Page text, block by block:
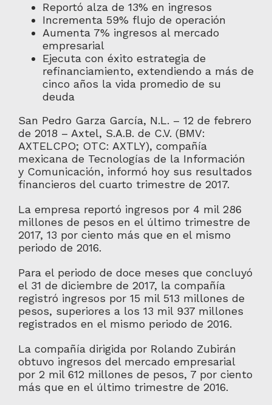
Reportó alza de 13% en ingresos
Incrementa 59% flujo de operación
Aumenta 7% ingresos al mercado
empresarial
Ejecuta con éxito estrategia de
refinanciamiento, extendiendo a más de
cinco años la vida promedio de su
deuda
San Pedro Garza García, N.L. – 12 de febrero
de 2018 – Axtel, S.A.B. de C.V. (BMV:
AXTELCPO; OTC: AXTLY), compañía
mexicana de Tecnologías de la Información
y Comunicación, informó hoy sus resultados
financieros del cuarto trimestre de 2017.
La empresa reportó ingresos por 4 mil 286
millones de pesos en el último trimestre de
2017, 13 por ciento más que en el mismo
periodo de 2016.
Para el periodo de doce meses que concluyó
el 31 de diciembre de 2017, la compañía
registró ingresos por 15 mil 513 millones de
pesos, superiores a los 13 mil 937 millones
registrados en el mismo periodo de 2016.
La compañía dirigida por Rolando Zubirán
obtuvo ingresos del mercado empresarial
por 2 mil 612 millones de pesos, 7 por ciento
más que en el último trimestre de 2016.